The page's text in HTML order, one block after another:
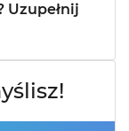
Uzupełnij